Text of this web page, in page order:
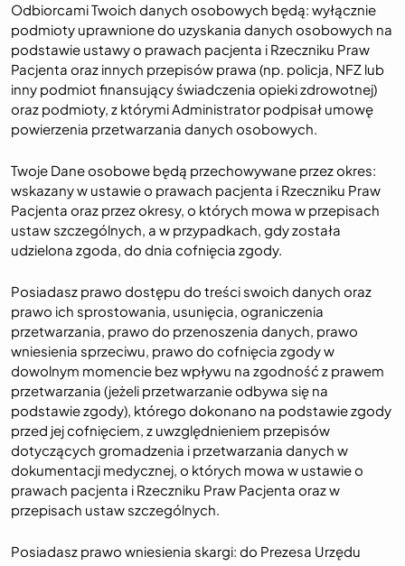
Odbiorcami Twoich danych osobowych będą: wyłącznie
podmioty uprawnione do uzyskania danych osobowych na
podstawie ustawy o prawach pacjenta i Rzeczniku Praw
Pacjenta oraz innych przepisów prawa (np. policja, NFZ lub
inny podmiot finansujący świadczenia opieki zdrowotnej)
oraz podmioty, z którymi Administrator podpisał umowę
powierzenia przetwarzania danych osobowych.
Twoje Dane osobowe będą przechowywane przez okres:
wskazany w ustawie o prawach pacjenta i Rzeczniku Praw
Pacjenta oraz przez okresy, o których mowa w przepisach
ustaw szczególnych, a w przypadkach, gdy została
udzielona zgoda, do dnia cofnięcia zgody.
Posiadasz prawo dostępu do treści swoich danych oraz
prawo ich sprostowania, usunięcia, ograniczenia
przetwarzania, prawo do przenoszenia danych, prawo
wniesienia sprzeciwu, prawo do cofnięcia zgody w
dowolnym momencie bez wpływu na zgodność z prawem
przetwarzania (jeżeli przetwarzanie odbywa się na
podstawie zgody), którego dokonano na podstawie zgody
przed jej cofnięciem, z uwzględnieniem przepisów
dotyczących gromadzenia i przetwarzania danych w
dokumentacji medycznej, o których mowa w ustawie o
prawach pacjenta i Rzeczniku Praw Pacjenta oraz w
przepisach ustaw szczególnych.
Posiadasz prawo wniesienia skargi: do Prezesa Urzędu